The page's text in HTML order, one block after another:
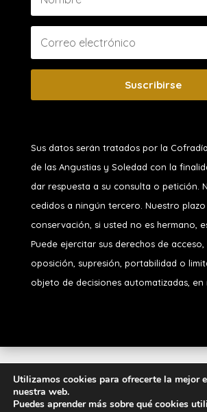
Suscribirse
Sus datos serán tratados por la
de las Angustias y Soledad con la
dar respuesta a su consulta o petición.
cedidos a ningún tercero. Nuestro
conservación, si usted no es hermano,
Puede ejercitar sus derechos de acceso,
oposición, supresión, portabilidad o
objeto de decisiones automatizadas,
Diseñado poriNova Cloud. Una
Utilizamos cookies para ofrecerte la mejor
nuestra web.
Puedes aprender más sobre qué cookies